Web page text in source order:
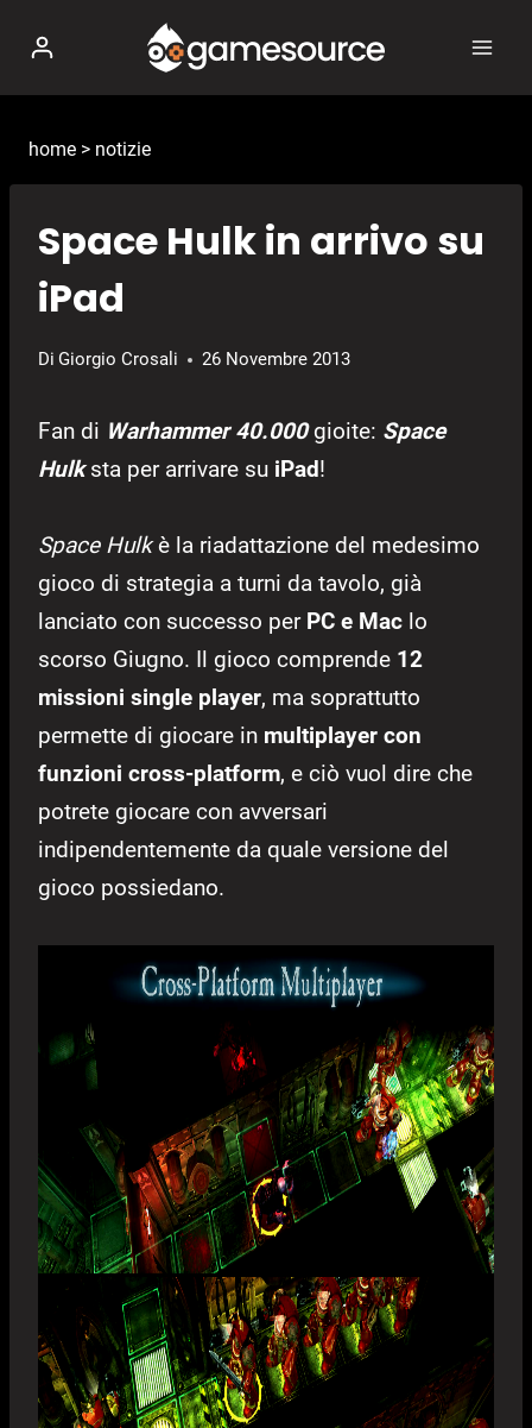
contenuto
home > notizie
Space Hulk in arrivo su
iPad
Di Giorgio Crosali 26 Novembre 2013
Fan di Warhammer 40.000gioite: Space
Hulksta per arrivare su iPad!
Space Hulkè la riadattazione del medesimo
gioco di strategia a turni da tavolo, già
lanciato con successo per PC e Mac lo
scorso Giugno. Il gioco comprende 12
missioni single player, ma soprattutto
permette di giocare in multiplayer con
funzioni cross-platform, e ciò vuol dire che
potrete giocare con avversari
indipendentemente da quale versione del
gioco possiedano.